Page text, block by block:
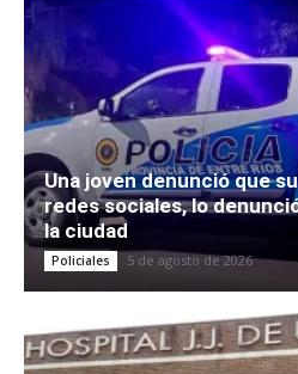
Una joven denunció que
redes sociales, lo
la ciudad
Policiales 5 de agosto de 2026